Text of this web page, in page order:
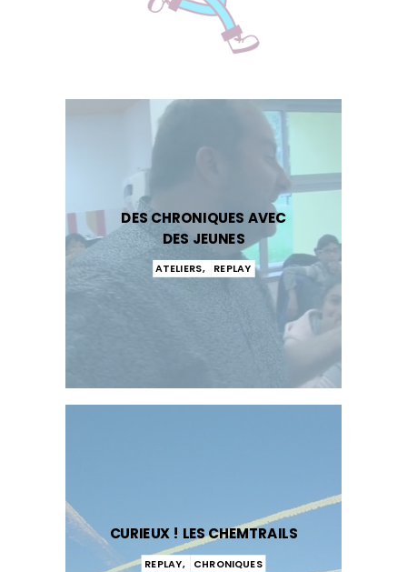
DES CHRONIQUES AVEC
DES JEUNES
ATELIERS, REPLAY
CURIEUX ! LES CHEMTRAILS
REPLAY, CHRONIQUES